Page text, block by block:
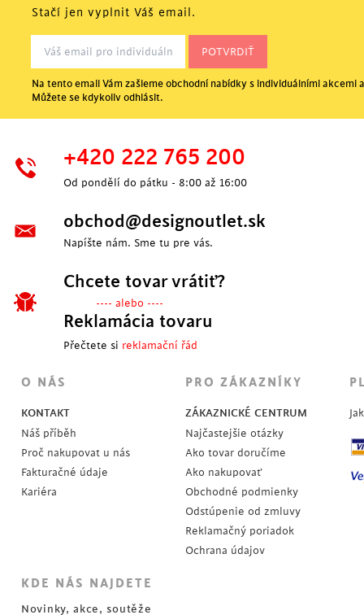
POSLEDNÉ KUSY
Stačí jen vyplnit Váš email.
Na tento email Vám zašleme obchodní nabídky s individuálními akcemi
Můžete se kdykoliv odhlásit.
+420 222 765 200
Od pondělí do pátku - 8:00 až 16:00
obchod@designoutlet.sk
Napíšte nám. Sme tu pre vás.
Chcete tovar vrátiť?
---- alebo ----
Reklamácia tovaru
Přečtete si reklamační řád
O NÁS
KONTAKT
Náš příběh
Proč nakupovat u nás
Fakturačné údaje
Kariéra
PRO ZÁKAZNÍKY
ZÁKAZNICKÉ CENTRUM
Najčastejšie otázky
Ako tovar doručíme
Ako nakupovať
Obchodné podmienky
Odstúpenie od zmluvy
Reklamačný poriadok
Ochrana údajov
KDE NÁS NAJDETE
Novinky, akce, soutěže